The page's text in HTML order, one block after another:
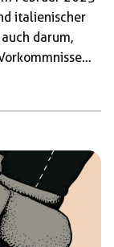
italienischer
darum,
um Wehrmacht
einer
[…]